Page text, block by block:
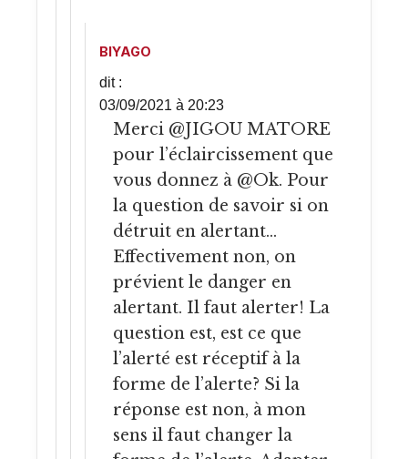
BIYAGO
dit :
03/09/2021 à 20:23
Merci @JIGOU MATORE
pour l’éclaircissement que
vous donnez à @Ok. Pour
la question de savoir si on
détruit en alertant…
Effectivement non, on
prévient le danger en
alertant. Il faut alerter! La
question est, est ce que
l’alerté est réceptif à la
forme de l’alerte? Si la
réponse est non, à mon
sens il faut changer la